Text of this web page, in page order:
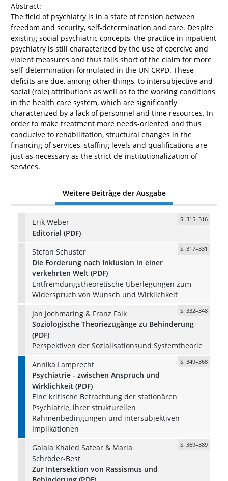
Abstract:
The field of psychiatry is in a state of tension between
freedom and security, self-determination and care. Despite
existing social psychiatric concepts, the practice in inpatient
psychiatry is still characterized by the use of coercive and
violent measures and thus falls short of the claim for more
self-determination formulated in the UN CRPD. These
deficits are due, among other things, to intersubjective and
social (role) attributions as well as to the working conditions
in the health care system, which are significantly
characterized by a lack of personnel and time resources. In
order to make treatment more needs-oriented and thus
conducive to rehabilitation, structural changes in the
financing of services, staffing levels and qualifications are
just as necessary as the strict de-institutionalization of
services.
Weitere Beiträge der Ausgabe
Erik Weber S. 315–316
Editorial (PDF)
Stefan Schuster
S. 317–331
Die Forderung nach Inklusion in einer
verkehrten Welt (PDF)
Entfremdungstheoretische Überlegungen zum
Widerspruch von Wunsch und Wirklichkeit
Jan Jochmaring & Franz Falk
S. 332–348
Soziologische Theoriezugänge zu Behinderung
(PDF)
Perspektiven der Sozialisationsund Systemtheorie
Annika Lamprecht
S. 349–368
Psychiatrie - zwischen Anspruch und
Wirklichkeit (PDF)
Eine kritische Betrachtung der stationären
Psychiatrie, ihrer strukturellen
Rahmenbedingungen und intersubjektiven
Implikationen
Galala Khaled Safear & Maria
Schröder-Best
S. 369–389
Zur Intersektion von Rassismus und